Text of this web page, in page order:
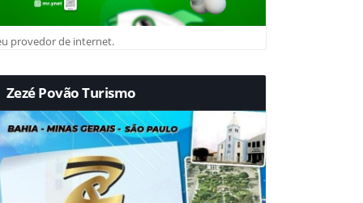
provedor de internet.
Zezé Povão Turismo